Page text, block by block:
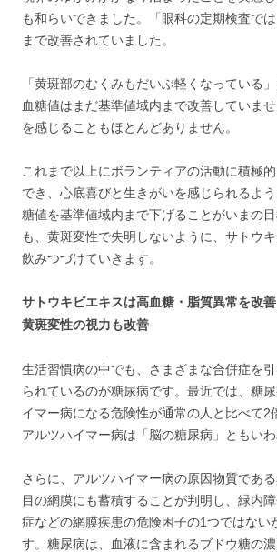
も和らいできました。「眼科の定期検査で
まで改善されていました。
「黄斑部のむくみもだいぶ軽くなっている
血糖値はまだ基準値域内まで改善していま
を感じることもほとんどありません。
これまで以上にボランティアの活動に積極
でき、心底喜びと生きがいを感じられるよ
糖値を基準値域内まで下げることがいまの
も、黄斑変性で失明しないように、サトウ
飲みつづけていきます。
サトウキビエキスは高血糖・脂質異常を改
黄斑変性の視力も改善
生活習慣病の中でも、さまざまな合併症を
られているのが糖尿病です。最近では、糖
イマー病になる危険性が通常の人と比べて2
アルツハイマー病は「脳の糖尿病」ともいわ
さらに、アルツハイマー病の原因物質であ
目の網膜にも蓄積することが判明し、緑内
症などの網膜疾患の危険困子の1つではない
す。糖尿病は、血液に含まれるブドウ糖の